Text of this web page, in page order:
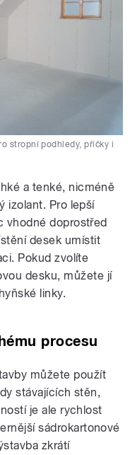
stropní podhledy, příčky i
a tenké, nicméně
izolant. Pro lepší
vhodné doprostřed
desek umístit
Pokud zvolíte
desku, můžete jí
linky.
procesu
můžete použít
stávajících stěn,
je ale rychlost
sádrokartonové
zkrátí